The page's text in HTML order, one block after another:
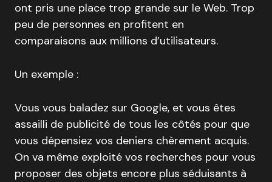
ont pris une place trop grande sur le Web. Trop
peu de personnes en profitent en
comparaisons aux millions d’utilisateurs.
Un exemple :
Vous vous baladez sur Google, et vous êtes
assailli de publicité de tous les côtés pour que
vous dépensiez vos deniers chèrement acquis.
On va même exploité vos recherches pour vous
proposer des objets encore plus séduisants à